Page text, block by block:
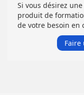
Si vous désirez
produit de
de votre besoin en
Faire